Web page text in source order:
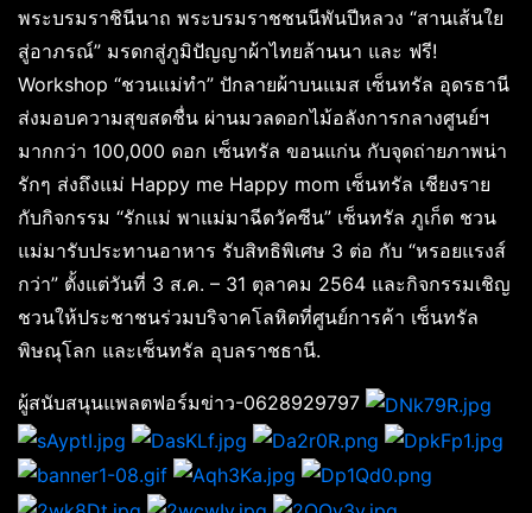
พระบรมราชินีนาถ พระบรมราชชนนีพันปีหลวง “สานเส้นใย
สู่อาภรณ์” มรดกสู่ภูมิปัญญาผ้าไทยล้านนา และ ฟรี!
Workshop “ชวนแม่ทำ” ปักลายผ้าบนแมส เซ็นทรัล อุดรธานี
ส่งมอบความสุขสดชื่น ผ่านมวลดอกไม้อลังการกลางศูนย์ฯ
มากกว่า 100,000 ดอก เซ็นทรัล ขอนแก่น กับจุดถ่ายภาพน่า
รักๆ ส่งถึงแม่ Happy me Happy mom เซ็นทรัล เชียงราย
กับกิจกรรม “รักแม่ พาแม่มาฉีดวัคซีน” เซ็นทรัล ภูเก็ต ชวน
แม่มารับประทานอาหาร รับสิทธิพิเศษ 3 ต่อ กับ “หรอยแรงส์
กว่า” ตั้งแต่วันที่ 3 ส.ค. – 31 ตุลาคม 2564 และกิจกรรมเชิญ
ชวนให้ประชาชนร่วมบริจาคโลหิตที่ศูนย์การค้า เซ็นทรัล
พิษณุโลก และเซ็นทรัล อุบลราชธานี.
ผู้สนับสนุนแพลตฟอร์มข่าว-0628929797